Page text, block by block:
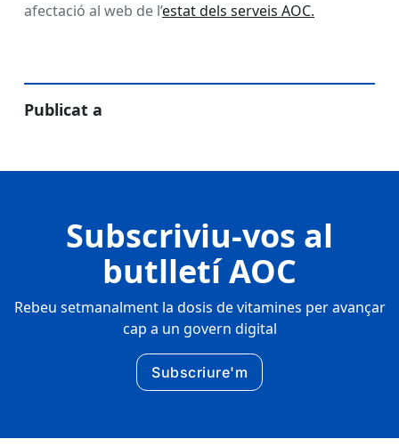
afectació al web de l’estat dels serveis AOC.
Publicat a
Subscriviu-vos al
butlletí AOC
Rebeu setmanalment la dosis de vitamines per avançar
cap a un govern digital
Subscriure'm